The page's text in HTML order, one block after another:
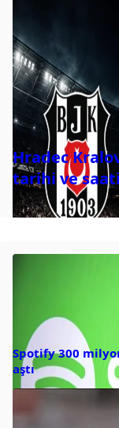
Hradec
tarihi ve saati
Spotify 300
aştı